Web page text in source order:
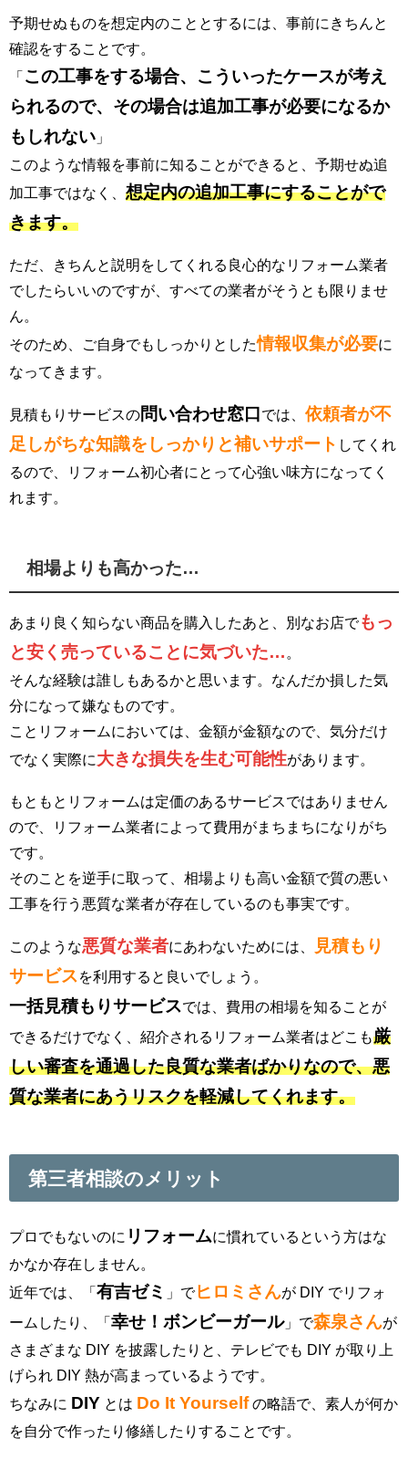
予期せぬものを想定内のこととするには、事前にきちんと
確認をすることです。
「 この工事をする場合、こういったケースが考え
られるので、その場合は追加工事が必要になるか
もしれない 」
このような情報を事前に知ることができると、予期せぬ追
加工事ではなく、 想定内の追加工事にすることがで
きます。
ただ、きちんと説明をしてくれる良心的なリフォーム業者
でしたらいいのですが、すべての業者がそうとも限りませ
ん。
そのため、ご自身でもしっかりとした情報収集が必要に
なってきます。
見積もりサービスの問い合わせ窓口 では、 依頼者が不
足しがちな知識をしっかりと補いサポート してくれ
るので、リフォーム初心者にとって心強い味方になってく
れます。
相場よりも高かった…
あまり良く知らない商品を購入したあと、別なお店でもっ
と安く売っていることに気づいた…
そんな経験は誰しもあるかと思います。なんだか損した気
分になって嫌なものです。
ことリフォームにおいては、金額が金額なので、気分だけ
でなく実際に大きな損失を生む可能性があります。
もともとリフォームは定価のあるサービスではありません
ので、リフォーム業者によって費用がまちまちになりがち
です。
そのことを逆手に取って、相場よりも高い金額で質の悪い
工事を行う悪質な業者が存在しているのも事実です。
このような悪質な業者にあわないためには、
見積もり
サービス を利用すると良いでしょう。
一括見積もりサービスでは、費用の相場を知ることが
できるだけでなく、紹介されるリフォーム業者はどこも厳
しい審査を通過した良質な業者ばかりなので、悪
質な業者にあうリスクを軽減してくれます。
第三者相談のメリット
プロでもないのに リフォームに慣れているという方はな
かなか存在しません。
近年では、「 有吉ゼミ 」でヒロミさんが DIY でリフォ
ームしたり、「 幸せ！ボンビーガール」で森泉さんが
さまざまな DIY を披露したりと、テレビでも DIY が取り上
げられ DIY 熱が高まっているようです。
ちなみに DIY とは Do It Yourselfの略語で、素人が何か
を自分で作ったり修繕したりすることです。